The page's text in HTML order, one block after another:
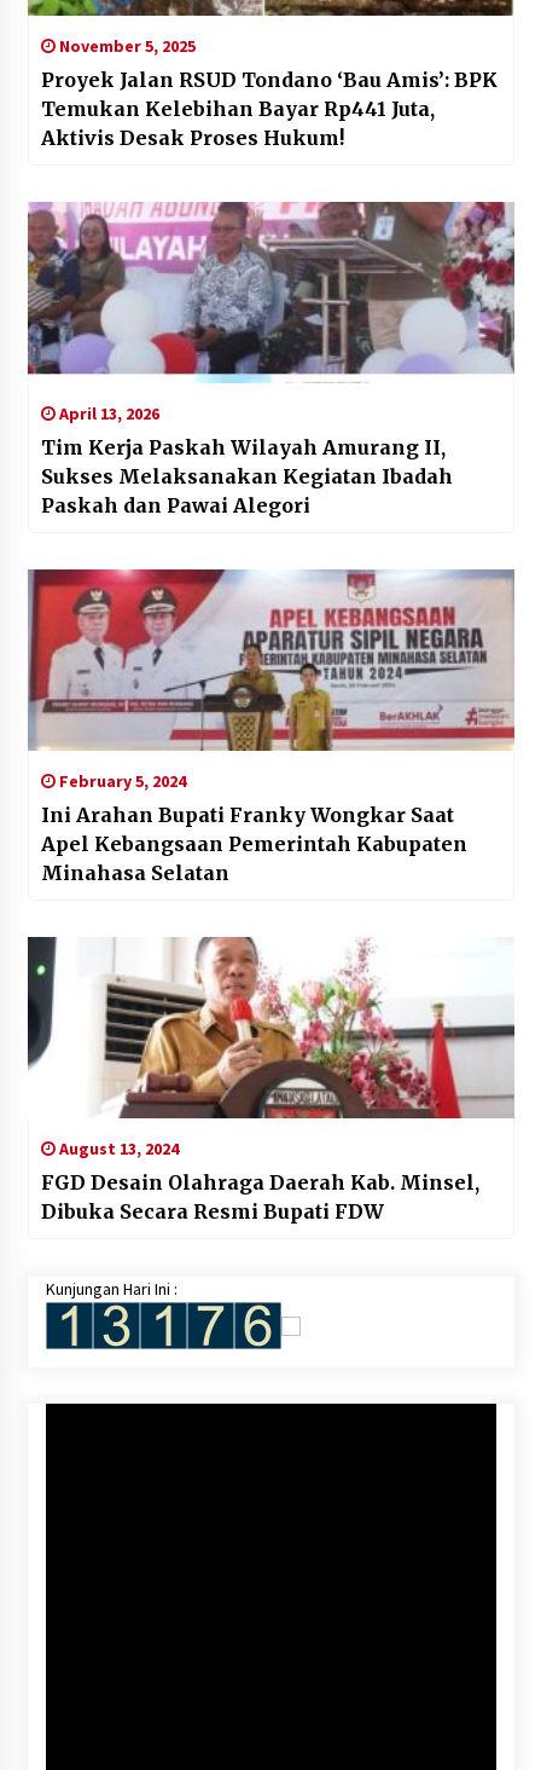
November 5, 2025
Proyek Jalan RSUD Tondano ‘Bau Amis’: BPK
Temukan Kelebihan Bayar Rp441 Juta,
Aktivis Desak Proses Hukum!
April 13, 2026
Tim Kerja Paskah Wilayah Amurang II,
Sukses Melaksanakan Kegiatan Ibadah
Paskah dan Pawai Alegori
February 5, 2024
Ini Arahan Bupati Franky Wongkar Saat
Apel Kebangsaan Pemerintah Kabupaten
Minahasa Selatan
August 13, 2024
FGD Desain Olahraga Daerah Kab. Minsel,
Dibuka Secara Resmi Bupati FDW
Kunjungan Hari Ini :